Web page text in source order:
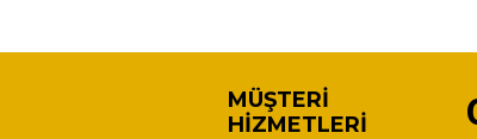
MÜŞTERI
HIZMETLERI